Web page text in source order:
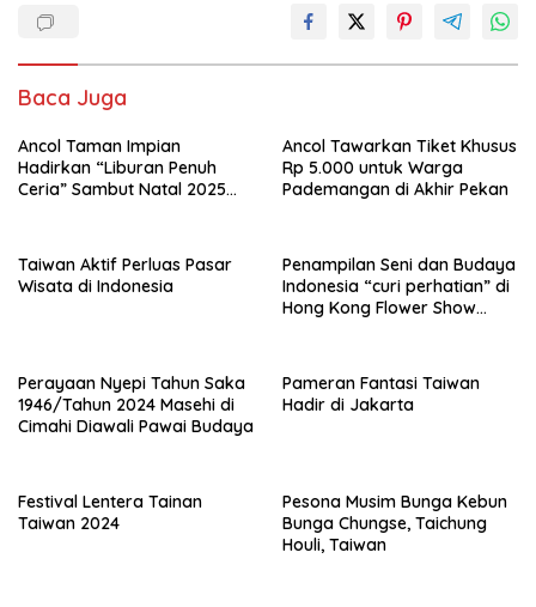
Baca Juga
Ancol Taman Impian
Hadirkan “Liburan Penuh
Ceria” Sambut Natal 2025
Ancol Tawarkan Tiket Khusus
Rp 5.000 untuk Warga
Pademangan di Akhir Pekan
Taiwan Aktif Perluas Pasar
Wisata di Indonesia
Penampilan Seni dan Budaya
Indonesia “curi perhatian” di
Hong Kong Flower Show
Perayaan Nyepi Tahun Saka
1946/Tahun 2024 Masehi di
Cimahi Diawali Pawai Budaya
Pameran Fantasi Taiwan
Hadir di Jakarta
Festival Lentera Tainan
Taiwan 2024
Pesona Musim Bunga Kebun
Bunga Chungse, Taichung
Houli, Taiwan